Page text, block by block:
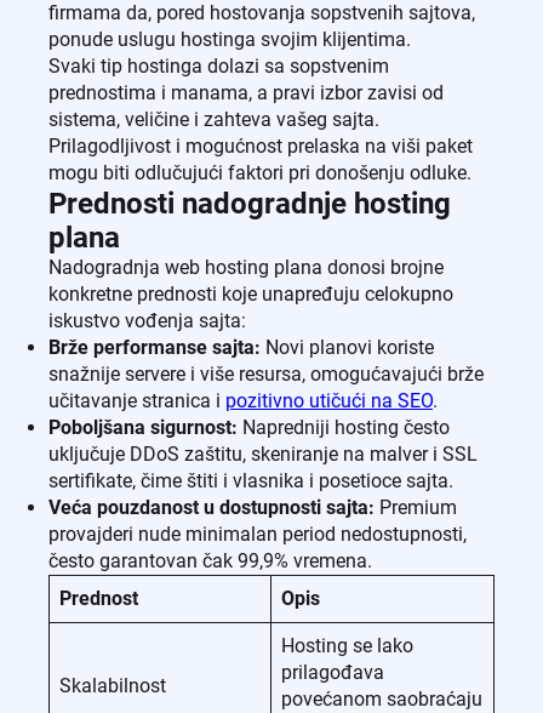
firmama da, pored hostovanja sopstvenih sajtova,
ponude uslugu hostinga svojim klijentima.
Svaki tip hostinga dolazi sa sopstvenim
prednostima i manama, a pravi izbor zavisi od
sistema, veličine i zahteva vašeg sajta.
Prilagodljivost i mogućnost prelaska na viši paket
mogu biti odlučujući faktori pri donošenju odluke.
Prednosti nadogradnje hosting
plana
Nadogradnja web hosting plana donosi brojne
konkretne prednosti koje unapređuju celokupno
iskustvo vođenja sajta:
Brže performanse sajta: Novi planovi koriste
snažnije servere i više resursa, omogućavajući brže
učitavanje stranica i pozitivno utičući na SEO.
Poboljšana sigurnost: Napredniji hosting često
uključuje DDoS zaštitu, skeniranje na malver i SSL
sertifikate, čime štiti i vlasnika i posetioce sajta.
Veća pouzdanost u dostupnosti sajta: Premium
provajderi nude minimalan period nedostupnosti,
često garantovan čak 99,9% vremena.
Prednost
Opis
Skalabilnost
Hosting se lako
prilagođava
povećanom saobraćaju